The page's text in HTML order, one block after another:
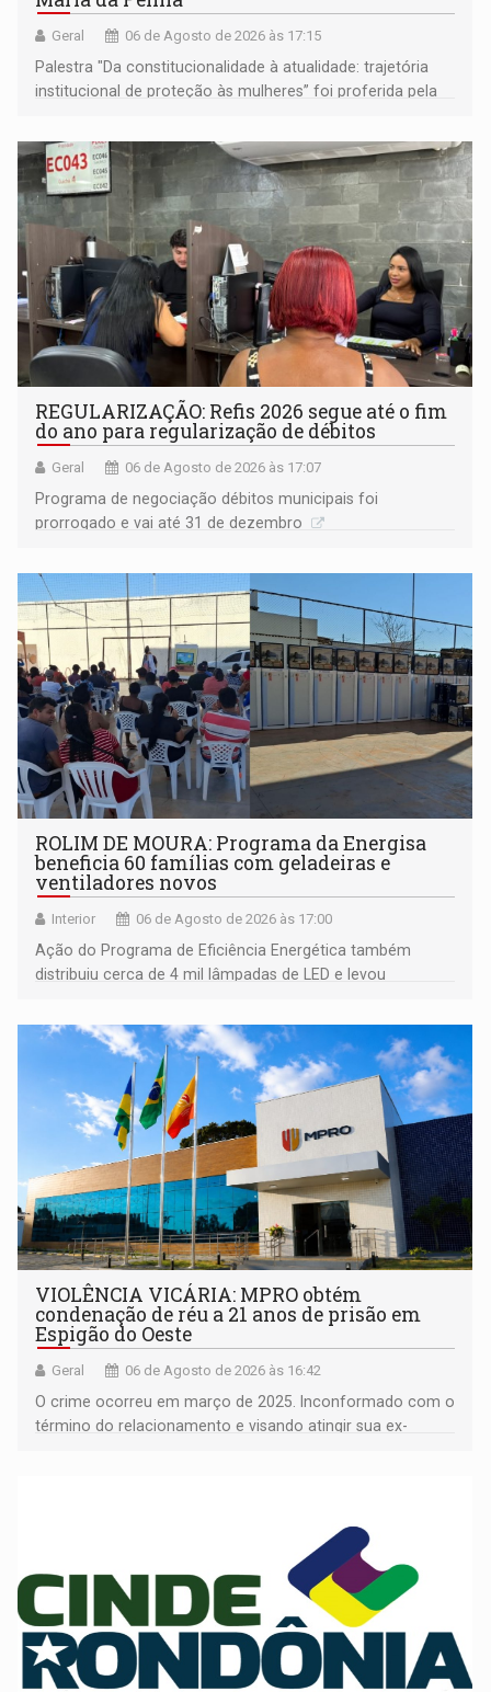
Geral 06 de Agosto de 2026 às 17:15
Palestra "Da constitucionalidade à atualidade: trajetória
institucional de proteção às mulheres” foi proferida pela
Goiás
REGULARIZAÇÃO: Refis 2026 segue até o fim
do ano para regularização de débitos
Geral 06 de Agosto de 2026 às 17:07
Programa de negociação débitos municipais foi
prorrogado e vai até 31 de dezembro
ROLIM DE MOURA: Programa da Energisa
beneficia 60 famílias com geladeiras e
ventiladores novos
Interior 06 de Agosto de 2026 às 17:00
Ação do Programa de Eficiência Energética também
distribuiu cerca de 4 mil lâmpadas de LED e levou
comunidade
VIOLÊNCIA VICÁRIA: MPRO obtém
condenação de réu a 21 anos de prisão em
Espigão do Oeste
Geral 06 de Agosto de 2026 às 16:42
O crime ocorreu em março de 2025. Inconformado com o
término do relacionamento e visando atingir sua ex-